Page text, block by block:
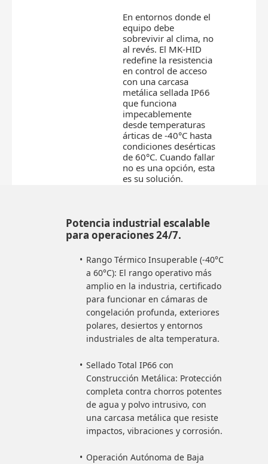
En entornos donde el
equipo debe
sobrevivir al clima, no
al revés. El MK-HID
redefine la resistencia
en control de acceso
con una carcasa
metálica sellada IP66
que funciona
impecablemente
desde temperaturas
árticas de -40°C hasta
condiciones desérticas
de 60°C. Cuando fallar
no es una opción, esta
es su solución.
Potencia industrial escalable
para operaciones 24/7.
Rango Térmico Insuperable (-40°C
a 60°C): El rango operativo más
amplio en la industria, certificado
para funcionar en cámaras de
congelación profunda, exteriores
polares, desiertos y entornos
industriales de alta temperatura.
Sellado Total IP66 con
Construcción Metálica: Protección
completa contra chorros potentes
de agua y polvo intrusivo, con
una carcasa metálica que resiste
impactos, vibraciones y corrosión.
Operación Autónoma de Baja